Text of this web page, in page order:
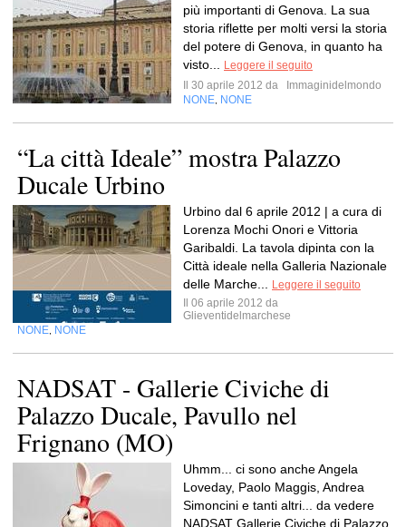
più importanti di Genova. La sua
storia riflette per molti versi la storia
del potere di Genova, in quanto ha
visto...
Leggere il seguito
Il 30 aprile 2012 da
Immaginidelmondo
NONE NONE
“La città Ideale” mostra Palazzo
Ducale Urbino
Urbino dal 6 aprile 2012 | a cura di
Lorenza Mochi Onori e Vittoria
Garibaldi. La tavola dipinta con la
Città ideale nella Galleria Nazionale
delle Marche...
Leggere il seguito
Il 06 aprile 2012 da
Glieventidelmarchese
NONE NONE
NADSAT - Gallerie Civiche di
Palazzo Ducale, Pavullo nel
Frignano (MO)
Uhmm... ci sono anche Angela
Loveday, Paolo Maggis, Andrea
Simoncini e tanti altri... da vedere
NADSAT Gallerie Civiche di Palazzo